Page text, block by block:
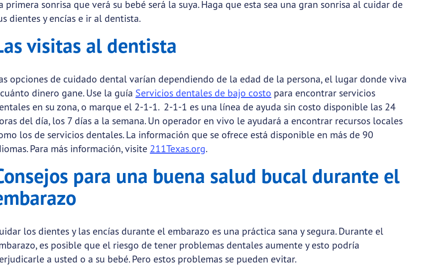
primera sonrisa que verá su bebé será la suya. Haga que esta sea una gran sonrisa al cuidar de
dientes y encías e ir al dentista.
visitas al dentista
opciones de cuidado dental varían dependiendo de la edad de la persona, el lugar donde viva
dinero gane. Use la guía Servicios dentales de bajo costo para encontrar servicios
en su zona, o marque el 2-1-1. 2-1-1 es una línea de ayuda sin costo disponible las 24
del día, los 7 días a la semana. Un operador en vivo le ayudará a encontrar recursos locales
los de servicios dentales. La información que se ofrece está disponible en más de 90
Para más información, visite 211Texas.org.
para una buena salud bucal durante el
los dientes y las encías durante el embarazo es una práctica sana y segura. Durante el
es posible que el riesgo de tener problemas dentales aumente y esto podría
a usted o a su bebé. Pero estos problemas se pueden evitar.